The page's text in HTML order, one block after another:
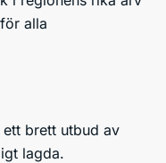
alla
brett utbud av
lagda.